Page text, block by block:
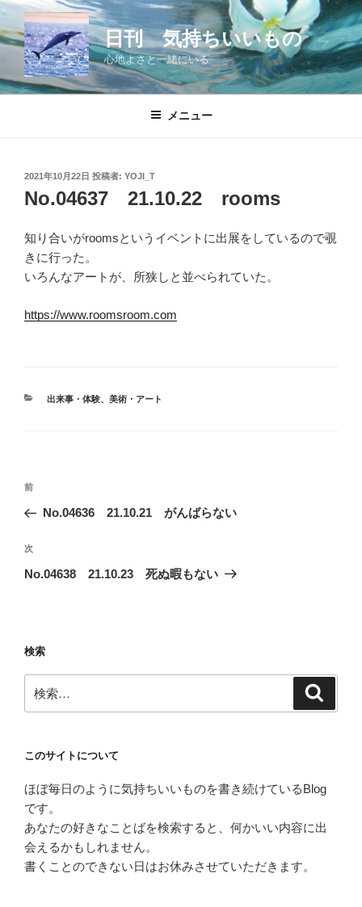
コ
ン
テ
ツ
日刊 気持ちいいもの
心地よさと一緒にいる
メニュー
投
稿
日:
2021年10月22日 投稿者: YOJI_T
No.04637 21.10.22 rooms
知り合いがroomsというイベントに出展をしているので覗
きに行った。
いろんなアートが、所狭しと並べられていた。
https://www.roomsroom.com
カ
出来事・体験、 美術・アート
投
ナ
ビ
ゲ
ン
前
の
稿
前
No.04636 21.10.21 がんばらない
次
の
次
No.04638 21.10.23 死ぬ暇もない
検索
索:
このサイトについて
ほぼ毎日のように気持ちいいものを書き続けているBlog
です。
あなたの好きなことばを検索すると、何かいい内容に出
会えるかもしれません。
書くことのできない日はお休みさせていただきます。